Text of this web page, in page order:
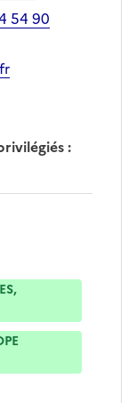
54 90
: